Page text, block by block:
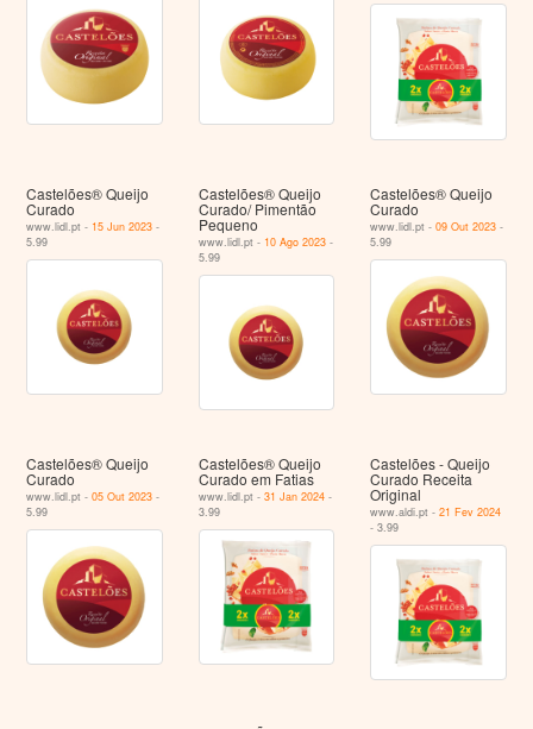
Castelões® Queijo
Curado
www.lidl.pt - 15 Jun 2023 -
5.99
Castelões® Queijo
Curado/ Pimentão
Pequeno
www.lidl.pt - 10 Ago 2023-
5.99
Castelões® Queijo
Curado
www.lidl.pt -09 Out 2023 -
5.99
Castelões® Queijo
Curado
www.lidl.pt -05 Out 2023 -
5.99
Castelões® Queijo
Curado em Fatias
www.lidl.pt - 31 Jan 2024-
3.99
Castelões - Queijo
Curado Receita
Original
www.aldi.pt -21 Fev 2024
- 3.99